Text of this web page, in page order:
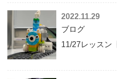
2022.11.29
ブログ
11/27レッスン